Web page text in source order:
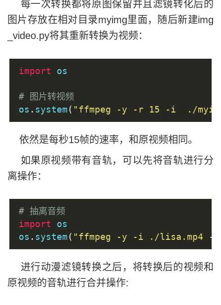
        img
= Image.open("./myvideo/"
        out
= face2paint
        out
.show()
        out
# exit(-1)
每一次转换都将原图保留并且滤镜转化后的
图片存放在相对目录myimg里面，随后新建img
_video.py将其重新转换为视频：
import os
# 图片转视频
os . system( "ffmpeg -y -r 15 -i  ./
依然是每秒15帧的速率，和原视频相同。
如果原视频带有音轨，可以先将音轨进行分
离操作：
# 抽离音频
import os
os . system( "ffmpeg -y -i ./lisa.mp4 -
进行动漫滤镜转换之后，将转换后的视频和
原视频的音轨进行合并操作: